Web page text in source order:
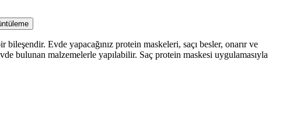
Evde yapacağınız protein maskeleri, saçı besler, onarır ve
bulunan malzemelerle yapılabilir. Saç protein maskesi uygulamasıyla